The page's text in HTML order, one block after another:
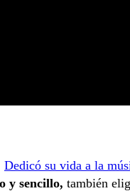
Dedicó su vida a la
y sencillo, también